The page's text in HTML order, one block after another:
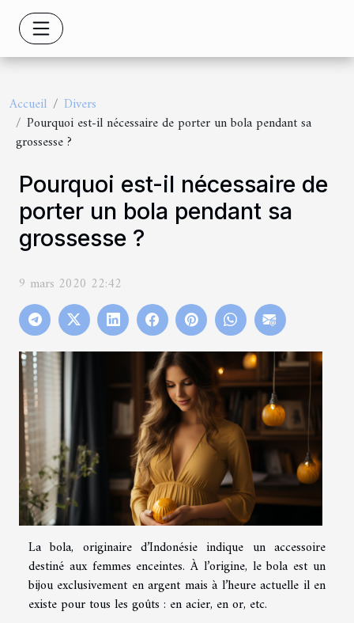
Accueil
Divers
Pourquoi est-il nécessaire de porter un bola pendant sa
grossesse ?
Pourquoi est-il nécessaire de
porter un bola pendant sa
grossesse ?
9 mars 2020 22:42
La bola, originaire d’Indonésie indique un accessoire
destiné aux femmes enceintes. À l’origine, le bola est un
bijou exclusivement en argent mais à l’heure actuelle il en
existe pour tous les goûts : en acier, en or, etc.